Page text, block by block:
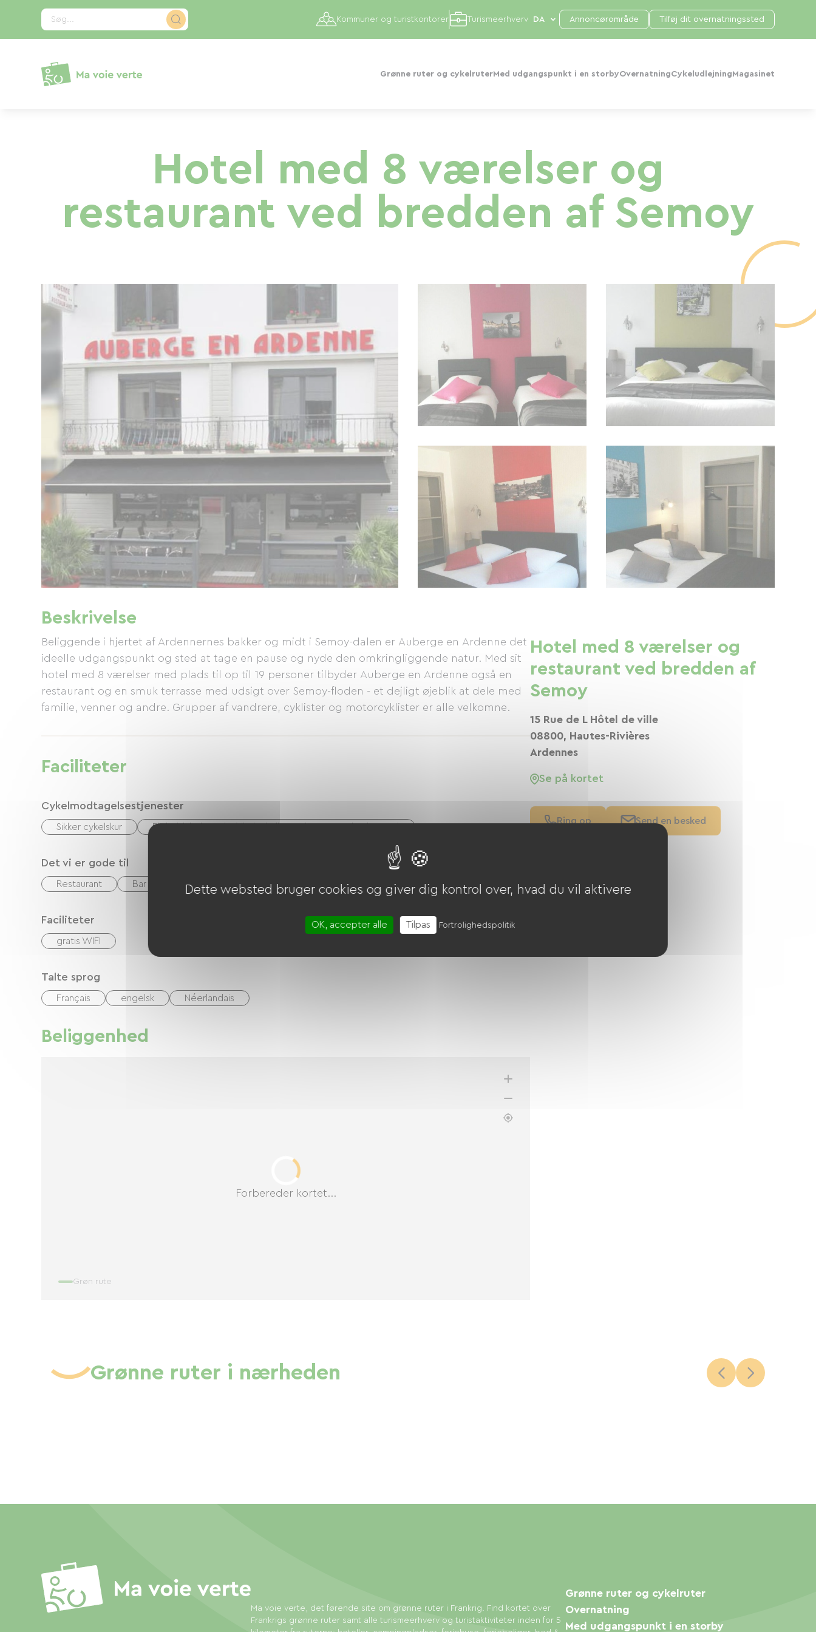
Søg...
Grønne ruter og cykelruterMed udgangspunkt i en storbyOvernatningCykeludlejning Magasinet
Kommuner og turistkontorer Turismeerhverv Annoncørområde Tilføj dit overnatningssted
Hotel med 8 værelser og
restaurant ved bredden af ​​Semoy
Beskrivelse
Beliggende i hjertet af Ardennernes bakker og midt i Semoy-dalen er Auberge en Ardenne det
ideelle udgangspunkt og sted at tage en pause og nyde den omkringliggende natur. Med sit
hotel med 8 værelser med plads til op til 19 personer tilbyder Auberge en Ardenne også en
restaurant og en smuk terrasse med udsigt over Semoy-floden - et dejligt øjeblik at dele med
familie, venner og andre. Grupper af vandrere, cyklister og motorcyklister er alle velkomne.
Faciliteter
Cykelmodtagelsestjenester
Sikker cykelskur Elektrisk ladepunkt (til elcykelbatterier, GPS-enheder osv.)
Det vi er gode til
Restaurant Bar morgenmad
Faciliteter
gratis WIFI
Talte sprog
Français engelsk Néerlandais
Beliggenhed
Forbereder kortet...
Grøn rute
Hotel med 8 værelser og
restaurant ved bredden af ​​
Semoy
15 Rue de L Hôtel de ville
08800, Hautes-Rivières
Ardennes
Se på kortet
Ring op Send en besked
Grønne ruter i nærheden
Ma voie verte, det førende site om grønne ruter i Frankrig. Find kortet over
Frankrigs grønne ruter samt alle turismeerhverv og turistaktiviteter inden for 5
Grønne ruter og cykelruter
Overnatning
Med udgangspunkt i en storby
CCookie-styringspanel
Dette websted bruger cookies og giver dig kontrol over, hvad du vil aktivere
OK, accepter alle Tilpas Fortrolighedspolitik